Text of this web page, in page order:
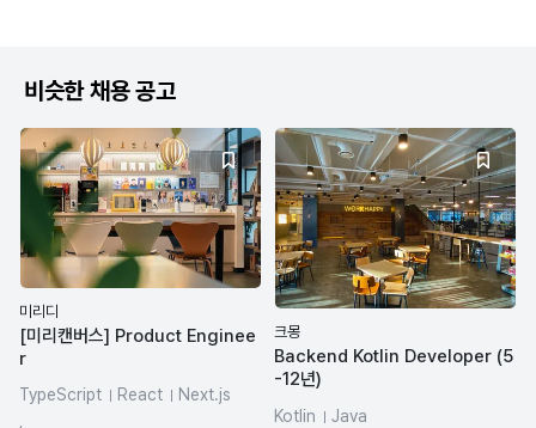
비슷한 채용 공고
미리디
[미리캔버스] Product Enginee
r
TypeScript React
Next.js
크몽
Backend Kotlin Developer (5
-12년)
Kotlin Java